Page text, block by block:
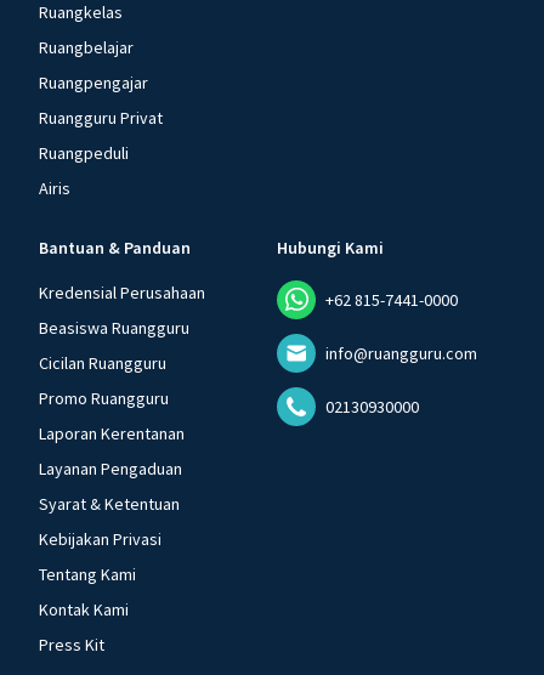
Ruangkelas
Ruangbelajar
Ruangpengajar
Ruangguru Privat
Ruangpeduli
Airis
Bantuan & Panduan
Kredensial Perusahaan
Beasiswa Ruangguru
Cicilan Ruangguru
Promo Ruangguru
Laporan Kerentanan
Layanan Pengaduan
Syarat & Ketentuan
Kebijakan Privasi
Tentang Kami
Kontak Kami
Press Kit
Hubungi Kami
+62 815-7441-0000
info@ruangguru.com
02130930000